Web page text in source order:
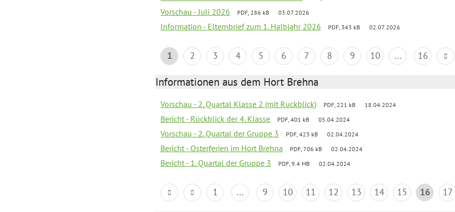
Vorschau - Juli 2026 PDF, 286 kB 03.07.2026
Information - Elternbrief zum 1. Halbjahr 2026 PDF, 343 kB 02.07.2026
1 2 3 4 5 6 7 8 9 10 ... 16
Informationen aus dem Hort Brehna
Vorschau - 2. Quartal Klasse 2 (mit Rückblick) PDF, 221 kB 18.04.2024
Bericht - Rückblick der 4. Klasse PDF, 401 kB 05.04.2024
Vorschau - 2. Quartal der Gruppe 3 PDF, 423 kB 02.04.2024
Bericht - Osterferien im Hort Brehna PDF, 706 kB 02.04.2024
Bericht - 1. Quartal der Gruppe 3 PDF, 9.4 MB 02.04.2024
1 ... 9 10 11 12 13 14 15 16 17